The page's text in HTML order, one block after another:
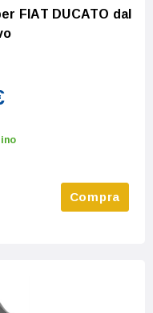
FIAT DUCATO dal
Compra